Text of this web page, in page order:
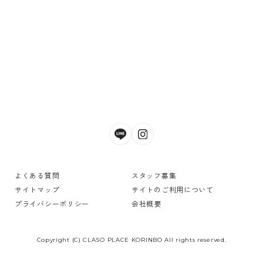
よくある質問
スタッフ募集
サイトマップ
サイトのご利用について
プライバシーポリシー
会社概要
Copyright (C) CLASO PLACE KORINBO All rights reserved.